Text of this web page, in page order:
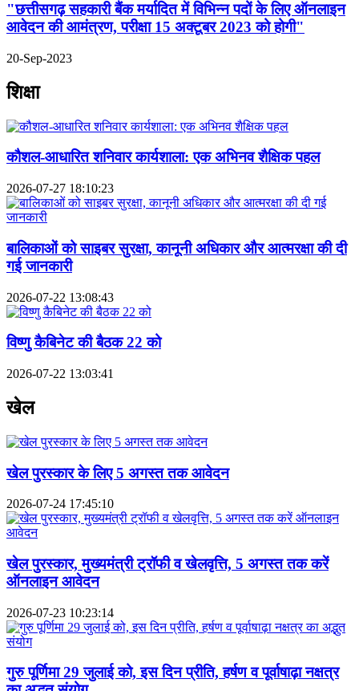
"छत्तीसगढ़ सहकारी बैंक मर्यादित में विभिन्न पदों के लिए ऑनलाइन
आवेदन की आमंत्रण, परीक्षा 15 अक्टूबर 2023 को होगी"
20-Sep-2023
शिक्षा
कौशल-आधारित शनिवार कार्यशाला: एक अभिनव शैक्षिक पहल
2026-07-27 18:10:23
बालिकाओं को साइबर सुरक्षा, कानूनी अधिकार और आत्मरक्षा की दी
गई जानकारी
2026-07-22 13:08:43
विष्णु कैबिनेट की बैठक 22 को
2026-07-22 13:03:41
खेल
खेल पुरस्कार के लिए 5 अगस्त तक आवेदन
2026-07-24 17:45:10
खेल पुरस्कार, मुख्यमंत्री ट्रॉफी व खेलवृत्ति, 5 अगस्त तक करें
ऑनलाइन आवेदन
2026-07-23 10:23:14
गुरु पूर्णिमा 29 जुलाई को, इस दिन प्रीति, हर्षण व पूर्वाषाढ़ा नक्षत्र